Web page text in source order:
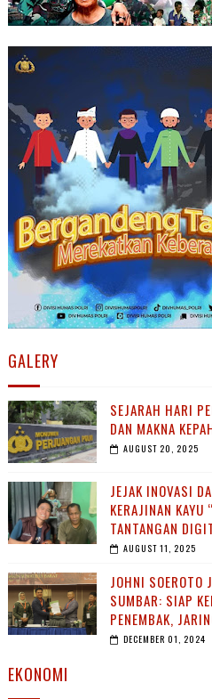
GALERY
SEJARAH HARI
DAN MAKNA
AUGUST 20, 2025
JEJAK INOVASI
KERAJINAN
TANTANGAN
AUGUST 11, 2025
JOHNI SOEROTO
SUMBAR: SIAP
PENEMBAK,
DECEMBER 01, 2024
EKONOMI